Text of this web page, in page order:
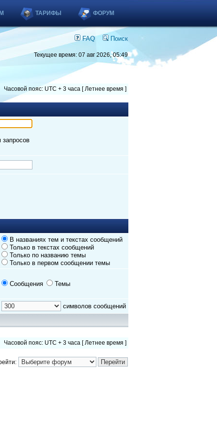
ТАРИФЫ ФОРУМ
FAQ Поиск
Текущее время: 07 авг 2026, 05:49
Часовой пояс: UTC + 3 часа [ Летнее время ]
В названиях тем и текстах сообщений
Только в текстах сообщений
Только по названию темы
Только в первом сообщении темы
Сообщения Темы
символов сообщений
Часовой пояс: UTC + 3 часа [ Летнее время ]